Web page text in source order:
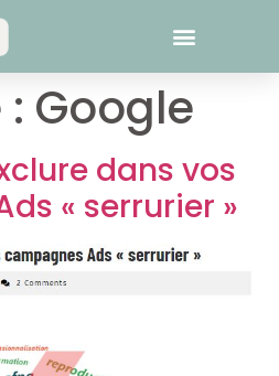
Google
dans vos
« serrurier »